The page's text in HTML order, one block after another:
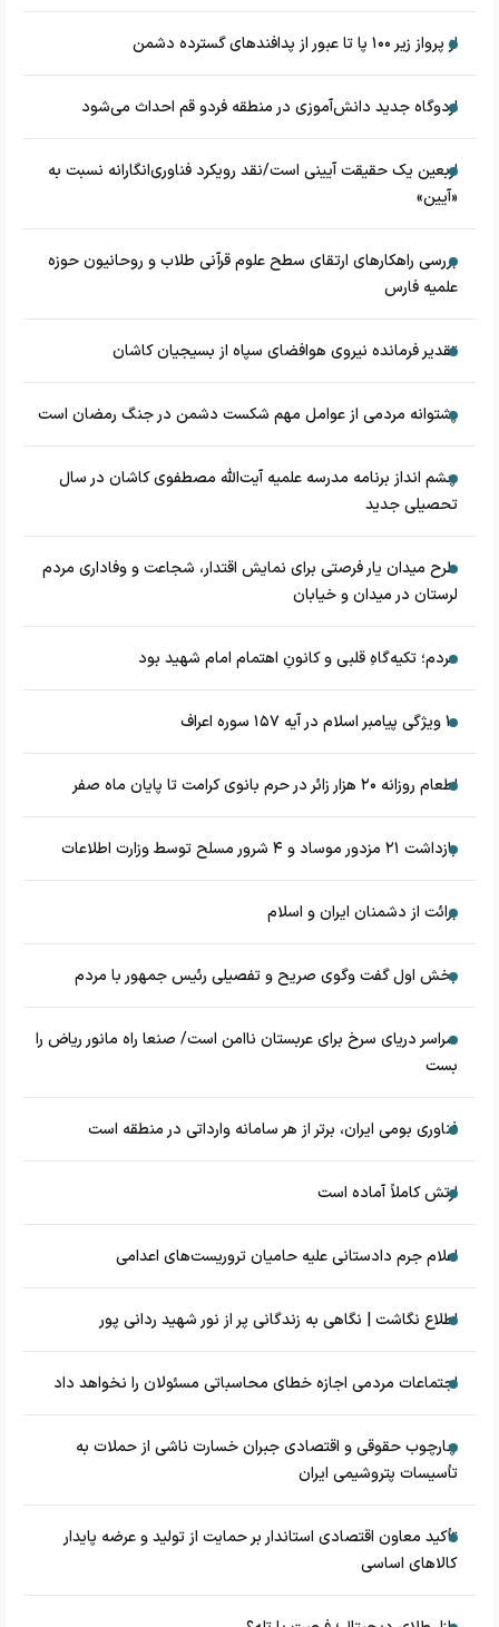
از پرواز زیر ۱۰۰ پا تا عبور از پدافند‌های گسترده دشمن
اردوگاه جدید دانش‌آموزی در منطقه فردو قم احداث می‌شود
اربعین یک حقیقت آیینی است/نقد رویکرد فناوری‌انگارانه نسبت به
«آیین»
بررسی راهکارهای ارتقای سطح علوم قرآنی طلاب و روحانیون حوزه
علمیه فارس
تقدیر فرمانده نیروی هوافضای سپاه از بسیجیان کاشان
پشتوانه مردمی از عوامل مهم شکست دشمن در جنگ رمضان است
چشم‌ انداز برنامه مدرسه علمیه آیت‌الله مصطفوی کاشان در سال
تحصیلی جدید
طرح میدان یار فرصتی برای نمایش اقتدار، شجاعت و وفاداری مردم
لرستان در میدان و خیابان
مردم؛ تکیه‌گاهِ قلبی و کانونِ اهتمام امام شهید بود
۱۰ ویژگی پیامبر اسلام در آیه ۱۵۷ سوره اعراف
اطعام روزانه ۲۰ هزار زائر در حرم بانوی کرامت تا پایان ماه صفر
بازداشت ۲۱ مزدور موساد و ۴ شرور مسلح توسط وزارت اطلاعات
برائت از دشمنان ایران و اسلام
بخش اول گفت وگوی صریح و تفصیلی رئیس جمهور با مردم
سراسر دریای سرخ برای عربستان ناامن است/ صنعا راه مانور ریاض را
بست
فناوری بومی ایران، برتر از هر سامانه وارداتی در منطقه است
ارتش کاملاً آماده است
اعلام جرم دادستانی علیه حامیان تروریست‌های اعدامی
اطلاع نگاشت | نگاهی به زندگانی پر از نور شهید ردانی پور
اجتماعات مردمی اجازه خطای محاسباتی مسئولان را نخواهد داد
چارچوب حقوقی و اقتصادی جبران خسارت ناشی از حملات به
تأسیسات پتروشیمی ایران
تأکید معاون اقتصادی استاندار بر حمایت از تولید و عرضه پایدار
کالاهای اساسی